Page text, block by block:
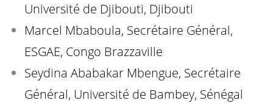
Université de Djibouti, Djibouti
Marcel Mbaboula, Secrétaire Général,
ESGAE, Congo Brazzaville
Seydina Ababakar Mbengue, Secrétaire
Général, Université de Bambey, Sénégal